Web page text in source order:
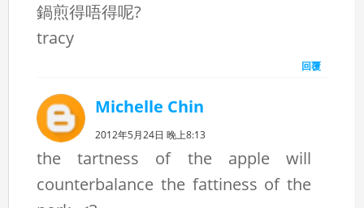
鍋煎得唔得呢?
tracy
回覆
Michelle Chin
2012年5月24日 晚上8:13
the tartness of the apple will
counterbalance the fattiness of the